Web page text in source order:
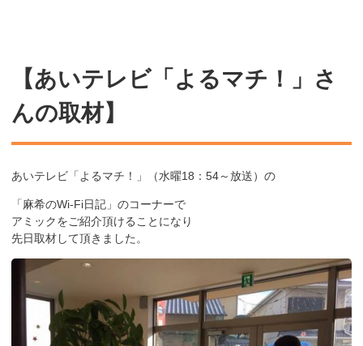
【あいテレビ「よるマチ！」さ
んの取材】
あいテレビ「よるマチ！」（水曜18：54～放送）の
「麻希のWi-Fi日記」のコーナーで
アミックをご紹介頂けることになり
先日取材して頂きました。